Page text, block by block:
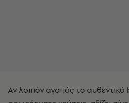
Αν λοιπόν αγαπάς το αυθεντικό